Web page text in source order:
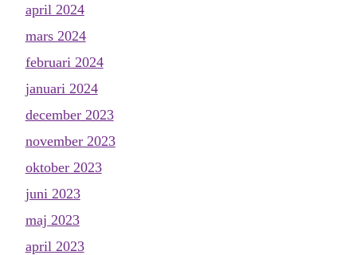
april 2024
mars 2024
februari 2024
januari 2024
december 2023
november 2023
oktober 2023
juni 2023
maj 2023
april 2023